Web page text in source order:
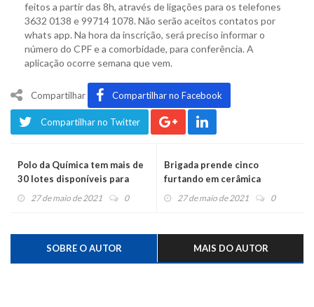
feitos a partir das 8h, através de ligações para os telefones
3632 0138 e 99714 1078. Não serão aceitos contatos por
whats app. Na hora da inscrição, será preciso informar o
número do CPF e a comorbidade, para conferência. A
aplicação ocorre semana que vem.
Compartilhar Compartilhar no Facebook
Compartilhar no Twitter
Polo da Química tem mais de
30 lotes disponíveis para
novas empresas
27 de maio de 2021 0
Brigada prende cinco
furtando em cerâmica
abandonada
27 de maio de 2021 0
SOBRE O AUTOR MAIS DO AUTOR